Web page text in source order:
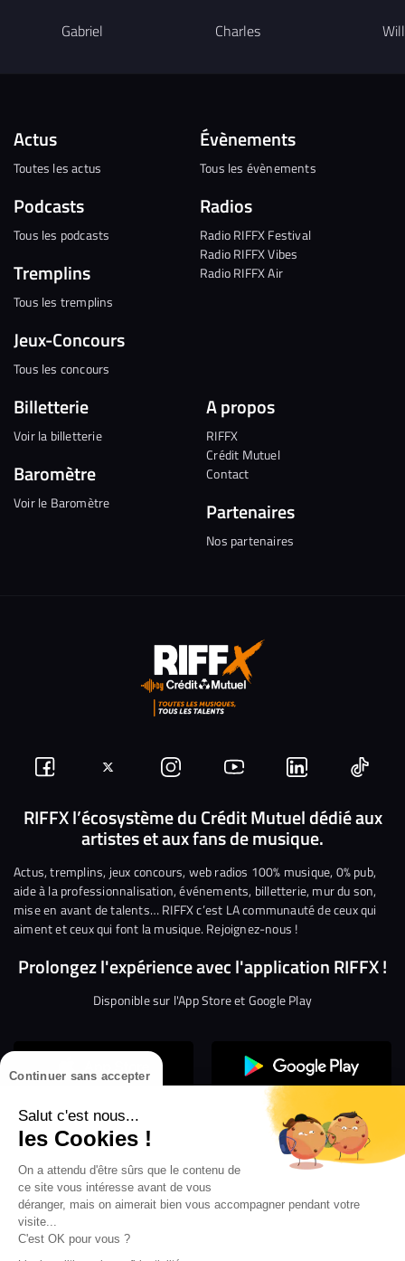
Continuer sans accepter
Salut c'est nous...
les Cookies !
On a attendu d'être sûrs que le contenu de
ce site vous intéresse avant de vous
déranger, mais on aimerait bien vous accompagner pendant votre
visite...
C'est OK pour vous ?
Gabriel Charles Will
Actus
Toutes les actus
Podcasts
Tous les podcasts
Tremplins
Tous les tremplins
Jeux-Concours
Tous les concours
Évènements
Tous les évènements
Radios
Radio RIFFX Festival
Radio RIFFX Vibes
Radio RIFFX Air
Billetterie
Voir la billetterie
Baromètre
Voir le Baromètre
A propos
RIFFX
Crédit Mutuel
Contact
Partenaires
Nos partenaires
Suivez-
nous
Facebook
Suivez-
nous
sur
Twitter
Nous
rejoindre
sur
Instagram
Nous
rejoindre
sur
YouTube
Nous
rejoindre
sur
Linkedin
Nous
RIFFX l’écosystème du Crédit Mutuel dédié aux
artistes et aux fans de musique.
Actus, tremplins, jeux concours, web radios 100% musique, 0% pub,
aide à la professionnalisation, événements, billetterie, mur du son,
mise en avant de talents… RIFFX c’est LA communauté de ceux qui
aiment et ceux qui font la musique. Rejoignez-nous !
Prolongez l'expérience avec l'application RIFFX !
Disponible sur l'App Store et Google Play
Confidentialité
Gestion des cookies
Conditions générales d’utilisation
Mentions légales
les webradios RIFFX